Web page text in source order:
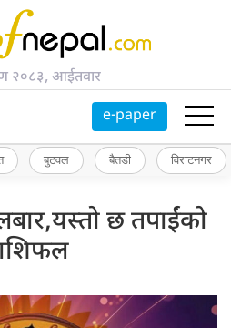
२०८३, आईतवार
e-paper
बुटवल बैतडी विराटनगर
छ तपाईंको